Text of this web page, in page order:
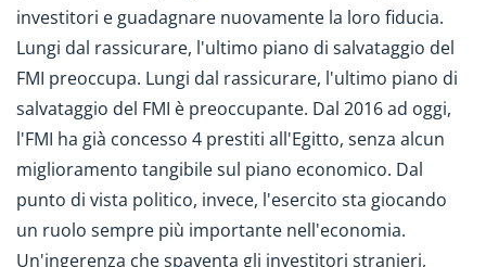
investitori e guadagnare nuovamente la loro fiducia.
Lungi dal rassicurare, l'ultimo piano di salvataggio del
FMI preoccupa. Lungi dal rassicurare, l'ultimo piano di
salvataggio del FMI è preoccupante. Dal 2016 ad oggi,
l'FMI ha già concesso 4 prestiti all'Egitto, senza alcun
miglioramento tangibile sul piano economico. Dal
punto di vista politico, invece, l'esercito sta giocando
un ruolo sempre più importante nell'economia.
Un'ingerenza che spaventa gli investitori stranieri,